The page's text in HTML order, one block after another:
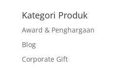
Kategori Produk
Award & Penghargaan
Blog
Corporate Gift